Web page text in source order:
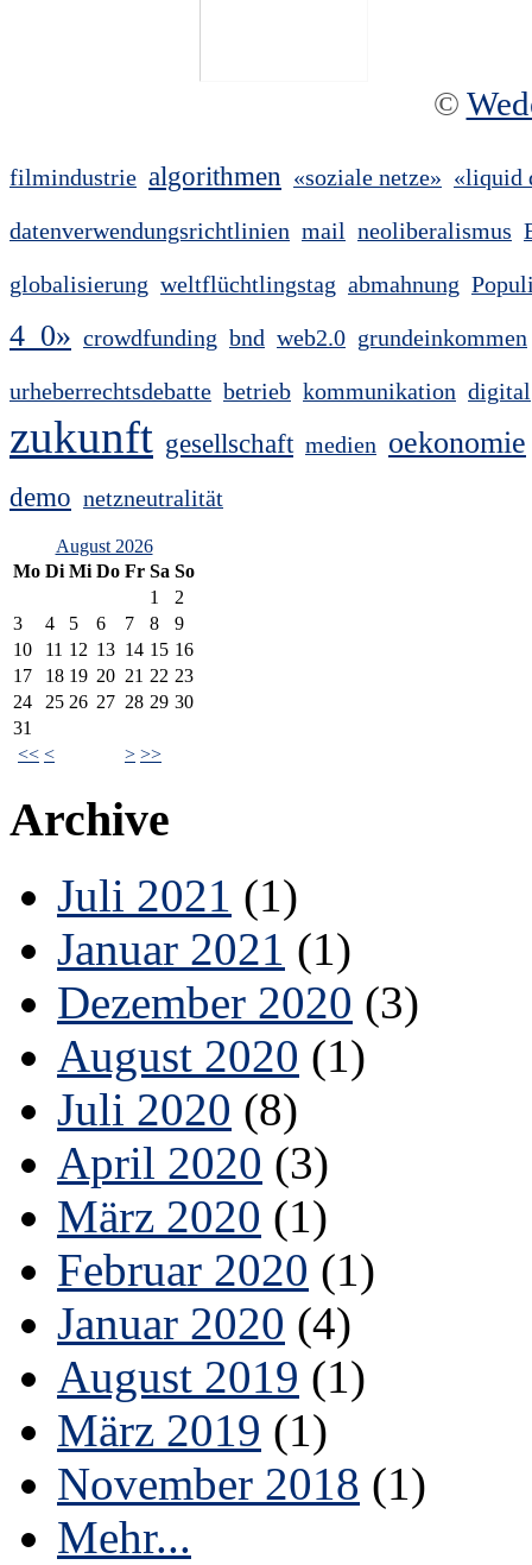
©
filmindustrie algorithmen «soziale netze» «liquid
datenverwendungsrichtlinien mail neoliberalismus
globalisierung weltflüchtlingstag abmahnung
4_0» crowdfunding bnd web2.0 grundeinkommen
urheberrechtsdebatte betrieb kommunikation digital
zukunft gesellschaft medien oekonomie
demo netzneutralität
August 2026
Mo Di Mi Do Fr Sa So
1
2
3
4 5 6 7 8
9
10
11 12 13 14 15 16
17
18 19 20 21 22 23
24
25 26 27 28 29 30
31
<< < > >>
Archive
Juli 2021 (1)
Januar 2021 (1)
Dezember 2020 (3)
August 2020 (1)
Juli 2020 (8)
April 2020 (3)
März 2020 (1)
Februar 2020 (1)
Januar 2020 (4)
August 2019 (1)
März 2019 (1)
November 2018 (1)
Mehr...